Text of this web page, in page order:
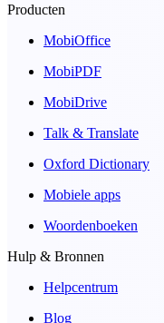
Producten
MobiOffice
MobiPDF
MobiDrive
Talk & Translate
Oxford Dictionary
Mobiele apps
Woordenboeken
Hulp & Bronnen
Helpcentrum
Blog